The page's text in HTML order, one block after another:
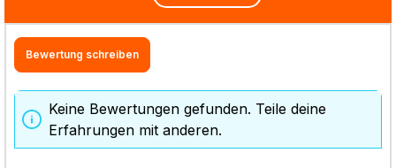
Bewertung schreiben
Keine Bewertungen gefunden. Teile deine
Erfahrungen mit anderen.